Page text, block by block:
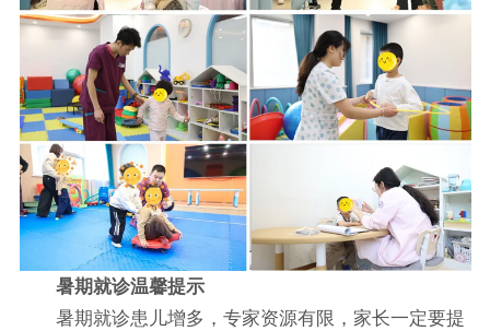
暑期就诊温馨提示
暑期就诊患儿增多，专家资源有限，家长一定要提